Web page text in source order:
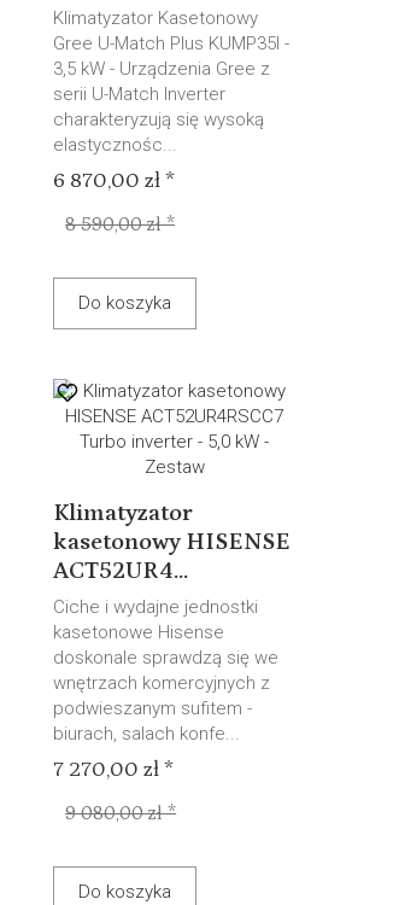
Klimatyzator Kasetonowy
Gree U-Match Plus KUMP35I -
3,5 kW - Urządzenia Gree z
serii U-Match Inverter
charakteryzują się wysoką
elastycznośc...
6 870,00 zł *
8 590,00 zł *
Do koszyka
Klimatyzator
kasetonowy HISENSE
ACT52UR4...
Ciche i wydajne jednostki
kasetonowe Hisense
doskonale sprawdzą się we
wnętrzach komercyjnych z
podwieszanym sufitem -
biurach, salach konfe...
7 270,00 zł *
9 080,00 zł *
Do koszyka